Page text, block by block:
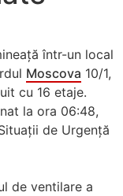
într-un local
Moscova 10/1,
cu 16 etaje.
la ora 06:48,
de Urgență
de ventilare a